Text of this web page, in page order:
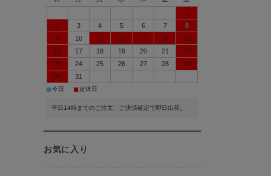
1
2
3 4 5 6 7
8
9
10 11 12 13 14
15
16
17 18 19 20 21
22
23
24 25 26 27 28
29
30
31
■今日 ■ 定休日
平日14時までのご注文、ご決済確定で即日出荷。
お気に入り